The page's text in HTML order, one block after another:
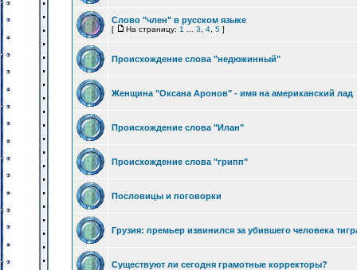
Слово "член" в русском языке
[ На страницу: 1 3 4 5 ]
Происхождение слова "недюжинный"
Женщина "Оксана Аронов" - имя на американский лад
Происхождение слова "Илан"
Происхождение слова "грипп"
Пословицы и поговорки
Грузия: премьер извинился за убившего человека
Существуют ли сегодня грамотные корректоры?